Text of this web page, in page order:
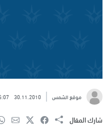
موقع الشمس 30.11.2010
شارك المقال